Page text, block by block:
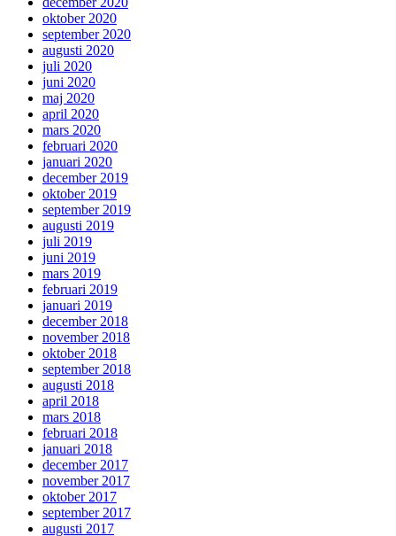
oktober 2020
september 2020
augusti 2020
juli 2020
juni 2020
maj 2020
april 2020
mars 2020
februari 2020
januari 2020
december 2019
oktober 2019
september 2019
augusti 2019
juli 2019
juni 2019
mars 2019
februari 2019
januari 2019
december 2018
november 2018
oktober 2018
september 2018
augusti 2018
april 2018
mars 2018
februari 2018
januari 2018
december 2017
november 2017
oktober 2017
september 2017
augusti 2017